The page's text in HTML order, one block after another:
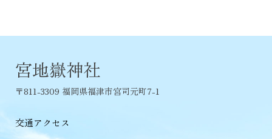
宮地嶽神社
〒811-3309 福岡県福津市宮司元町7-1
交通アクセス